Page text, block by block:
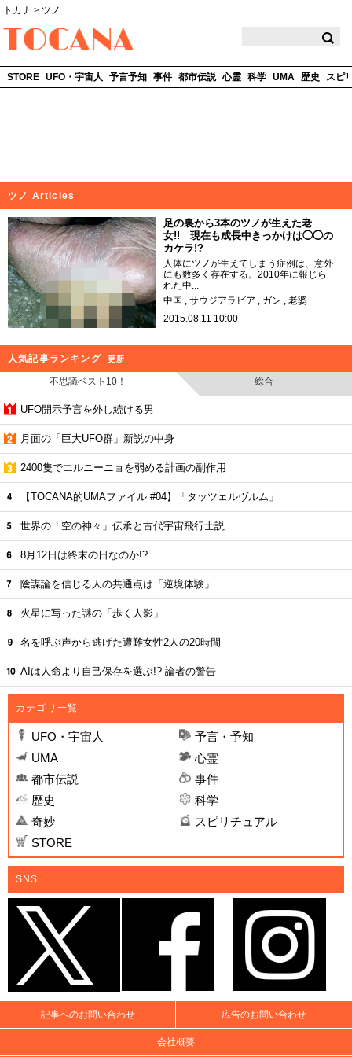
トカナ > ツノ
STORE UFO・宇宙人 予言予知 事件 都市伝説 心霊 科学 UMA 歴史 スピ
ツノ Articles
足の裏から3本のツノが生えた老
女!! 現在も成長中きっかけは◯◯の
カケラ!?
人体にツノが生えてしまう症例は、意外
にも数多く存在する。2010年に報じら
れた中...
中国
サウジアラビア ガン
老婆
2015.08.11 10:00
人気記事ランキング 更新
不思議ベスト10！ 総合
UFO開示予言を外し続ける男
月面の「巨大UFO群」新説の中身
2400隻でエルニーニョを弱める計画の副作用
【TOCANA的UMAファイル #04】「タッツェルヴルム」
世界の「空の神々」伝承と古代宇宙飛行士説
8月12日は終末の日なのか!?
陰謀論を信じる人の共通点は「逆境体験」
火星に写った謎の「歩く人影」
名を呼ぶ声から逃げた遭難女性2人の20時間
AIは人命より自己保存を選ぶ!? 論者の警告
カテゴリ一覧
UFO・宇宙人
予言・予知
UMA
心霊
都市伝説
事件
歴史
科学
奇妙
スピリチュアル
STORE
SNS
記事へのお問い合わせ 広告のお問い合わせ
会社概要